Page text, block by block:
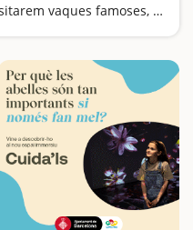
Farem de pastors, de pagès, visitarem vaques famoses, aprendrem com es fan formatges, pujarem en cavalls i ponis, descobrirem petjades d'animals de fa 30 milions d'anys, pujarem en carros i descobrirem la fauna salvatge de la Vall d'Aran